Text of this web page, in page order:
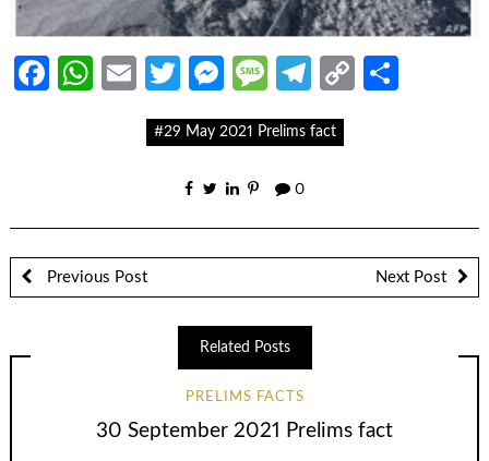
Facebook
WhatsApp
EmailTwitter
Messenger
Message
Telegram
Copy
#29 May 2021 Prelims fact
0
Previous Post Next Post
Related Posts
PRELIMS FACTS
30 September 2021 Prelims fact